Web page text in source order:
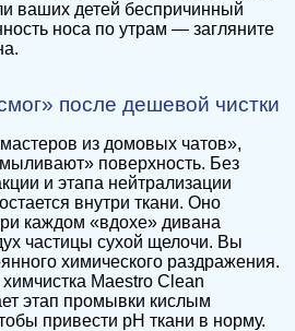
ваших детей беспричинный
носа по утрам — загляните
после дешевой чистки
из домовых чатов»,
поверхность. Без
и этапа нейтрализации
внутри ткани. Оно
каждом «вдохе» дивана
частицы сухой щелочи. Вы
химического раздражения.
Maestro Clean
этап промывки кислым
привести pH ткани в норму.